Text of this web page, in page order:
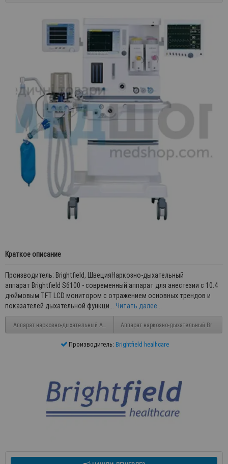
Краткое описание
Производитель: Brightfield, ШвецияНаркозно-дыхательный
аппарат Brightfield S6100 - современный аппарат для анестезии с 10.4
дюймовым TFT LCD монитором с отражением основных трендов и
показателей дыхательной функци... Читать далее...
Аппарат наркозно-дыхательный AX-700 Аппарат наркозно-дыхательный
Производитель: Brightfield healhcare